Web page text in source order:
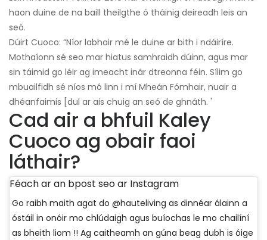
haon duine de na baill theilgthe ó tháinig deireadh leis an
seó.
Dúirt Cuoco: “Níor labhair mé le duine ar bith i ndáiríre.
Mothaíonn sé seo mar hiatus samhraidh dúinn, agus mar
sin táimid go léir ag imeacht inár dtreonna féin. Sílim go
mbuailfidh sé níos mó linn i mí Mheán Fómhair, nuair a
dhéanfaimis [dul ar ais chuig an seó de ghnáth. '
Cad air a bhfuil Kaley
Cuoco ag obair faoi
láthair?
Féach ar an bpost seo ar Instagram
Go raibh maith agat do @hauteliving as dinnéar álainn a
óstáil in onóir mo chlúdaigh agus buíochas le mo chailíní
as bheith liom !! Ag caitheamh an gúna beag dubh is óige